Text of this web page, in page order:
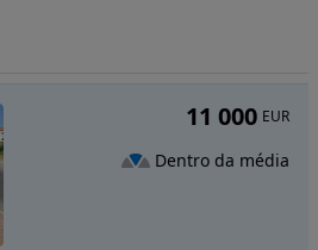
11 000 EUR
Dentro da média